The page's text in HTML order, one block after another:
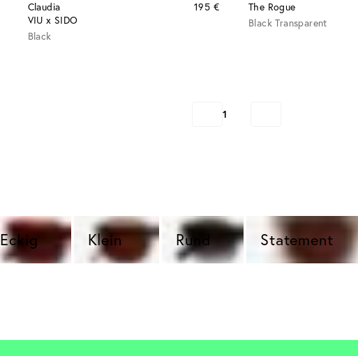
Claudia
VIU x SIDO
195 €
Black
The Rogue
Black Transparent
1
Eckig Klein Rund Statement